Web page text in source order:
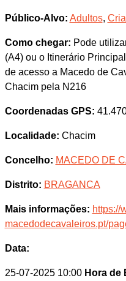
Público-Alvo: Adultos,
Como chegar: Pode
(A4) ou o Itinerário
de acesso a Macedo de
Chacim pela N216
Coordenadas GPS:
Localidade: Chacim
Concelho: MACEDO DE
Distrito: BRAGANCA
Mais informações: https://
macedodecavaleiros.pt/
Data:
25-07-2025 10:00 Hora de